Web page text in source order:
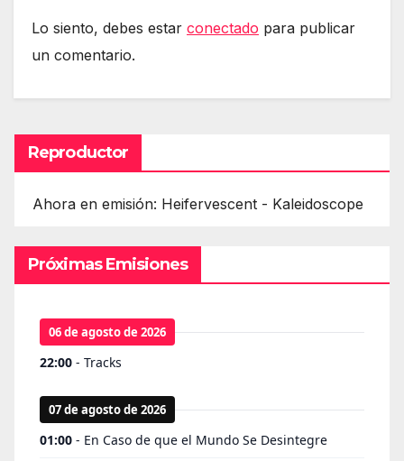
Lo siento, debes estar conectado para publicar
un comentario.
Reproductor
Ahora en emisión: Heifervescent - Kaleidoscope
Próximas Emisiones